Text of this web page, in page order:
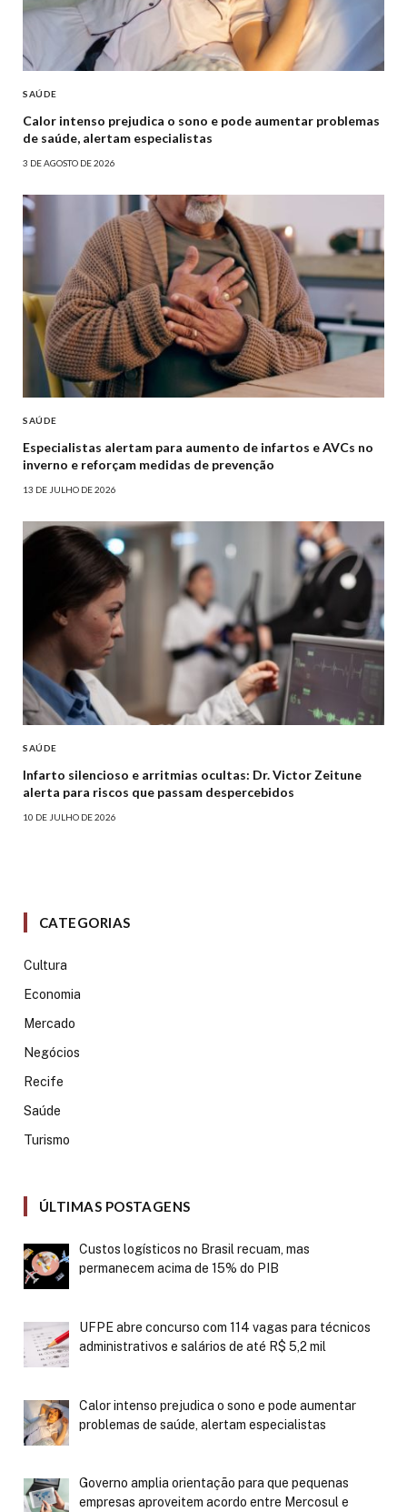
SAÚDE
Calor intenso prejudica o sono e pode aumentar problemas
de saúde, alertam especialistas
3 DE AGOSTO DE 2026
SAÚDE
Especialistas alertam para aumento de infartos e AVCs no
inverno e reforçam medidas de prevenção
13 DE JULHO DE 2026
SAÚDE
Infarto silencioso e arritmias ocultas: Dr. Victor Zeitune
alerta para riscos que passam despercebidos
10 DE JULHO DE 2026
CATEGORIAS
Cultura
Economia
Mercado
Negócios
Recife
Saúde
Turismo
ÚLTIMAS POSTAGENS
Custos logísticos no Brasil recuam, mas
permanecem acima de 15% do PIB
UFPE abre concurso com 114 vagas para técnicos
administrativos e salários de até R$ 5,2 mil
Calor intenso prejudica o sono e pode aumentar
problemas de saúde, alertam especialistas
Governo amplia orientação para que pequenas
empresas aproveitem acordo entre Mercosul e